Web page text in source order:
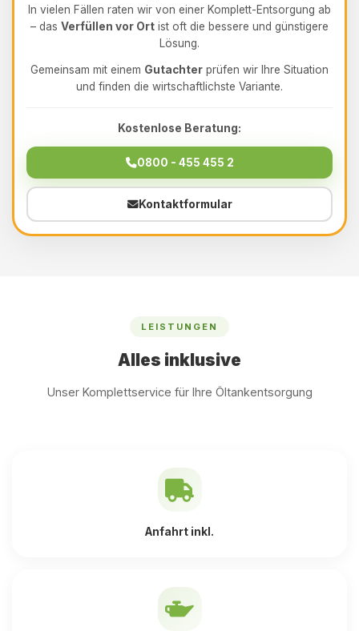
In vielen Fällen raten wir von einer Komplett-Entsorgung ab
– das Verfüllen vor Ort ist oft die bessere und günstigere
Lösung.
Gemeinsam mit einem Gutachter prüfen wir Ihre Situation
und finden die wirtschaftlichste Variante.
Kostenlose Beratung:
0800 - 455 455 2
Kontaktformular
LEISTUNGEN
Alles inklusive
Unser Komplettservice für Ihre Öltankentsorgung
Anfahrt inkl.